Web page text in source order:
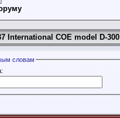
International COE model D-300
словам